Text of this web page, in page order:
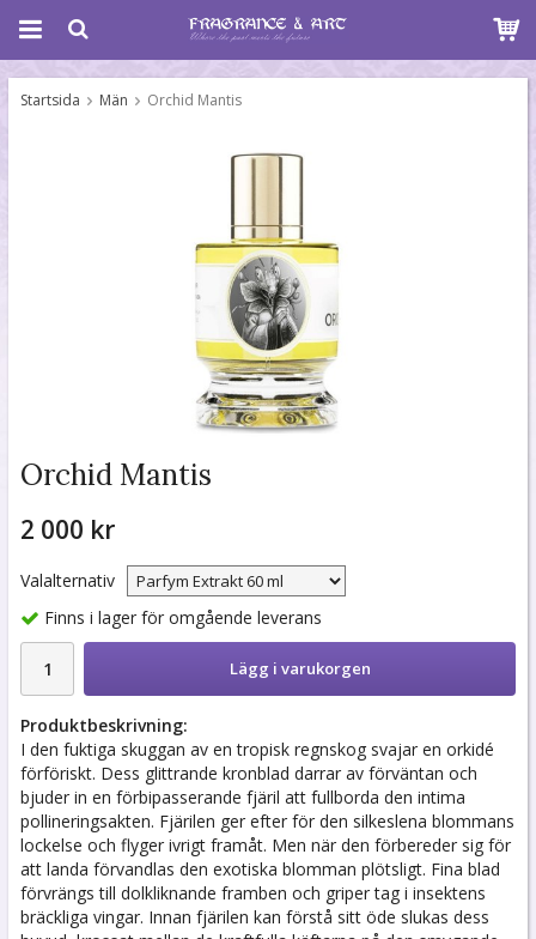
Startsida Män Orchid Mantis
Orchid Mantis
2 000 kr
Valalternativ
Finns i lager för omgående leverans
Lägg i varukorgen
Produktbeskrivning:
I den fuktiga skuggan av en tropisk regnskog svajar en orkidé
förföriskt. Dess glittrande kronblad darrar av förväntan och
bjuder in en förbipasserande fjäril att fullborda den intima
pollineringsakten. Fjärilen ger efter för den silkeslena blommans
lockelse och flyger ivrigt framåt. Men när den förbereder sig för
att landa förvandlas den exotiska blomman plötsligt. Fina blad
förvrängs till dolkliknande framben och griper tag i insektens
bräckliga vingar. Innan fjärilen kan förstå sitt öde slukas dess